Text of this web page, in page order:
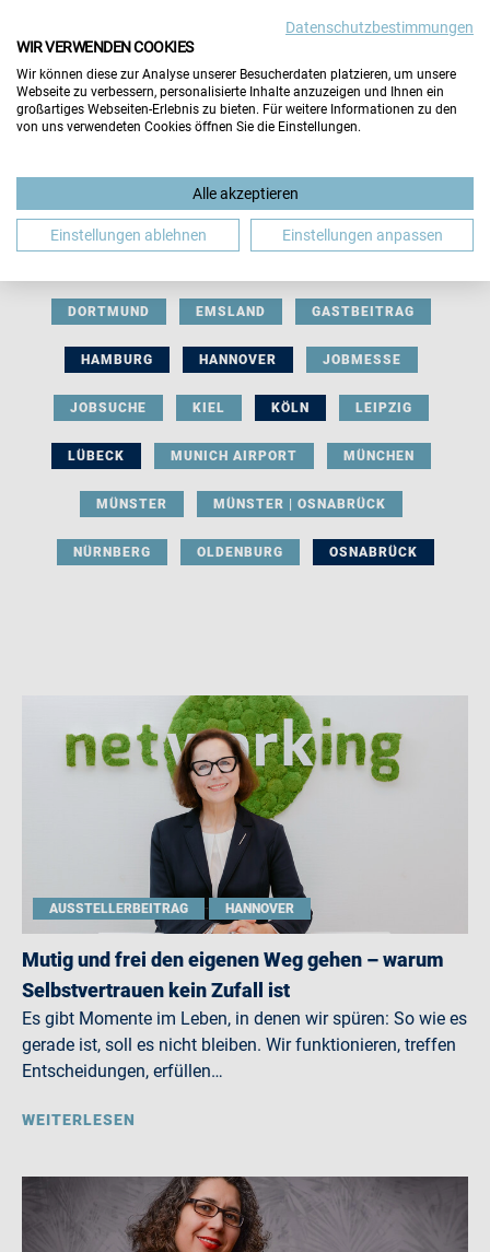
BERUFLICHE ORIENTIERUNG BEWERBUNG
DORTMUND EMSLAND GASTBEITRAG
HAMBURG HANNOVER JOBMESSE
JOBSUCHE KIEL KÖLN LEIPZIG
LÜBECK MUNICH AIRPORT MÜNCHEN
MÜNSTER MÜNSTER | OSNABRÜCK
NÜRNBERG OLDENBURG OSNABRÜCK
AUSSTELLERBEITRAG HANNOVER
Mutig und frei den eigenen Weg gehen – warum
Selbstvertrauen kein Zufall ist
Es gibt Momente im Leben, in denen wir spüren: So wie es
gerade ist, soll es nicht bleiben. Wir funktionieren, treffen
Entscheidungen, erfüllen…
WEITERLESEN
Datenschutzbestimmungen
WIR VERWENDEN COOKIES
Wir können diese zur Analyse unserer Besucherdaten platzieren, um unsere
Webseite zu verbessern, personalisierte Inhalte anzuzeigen und Ihnen ein
großartiges Webseiten-Erlebnis zu bieten. Für weitere Informationen zu den
von uns verwendeten Cookies öffnen Sie die Einstellungen.
Alle akzeptieren
Einstellungen ablehnen Einstellungen anpassen